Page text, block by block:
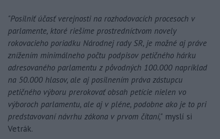
"Posilniť účasť verejnosti na rozhodovacích procesoch v
parlamente, ktoré riešime prostredníctvom novely
rokovacieho poriadku Národnej rady SR, je možné aj práve
znížením minimálneho počtu podpisov petičného hárku
adresovaného parlamentu z pôvodných 100.000 napríklad
na 50.000 hlasov, ale aj posilnením práva zástupcu
petičného výboru prerokovať obsah petície nielen vo
výboroch parlamentu, ale aj v pléne, podobne ako je to pri
predstavovaní návrhu zákona v prvom čítaní," myslí si
Vetrák.